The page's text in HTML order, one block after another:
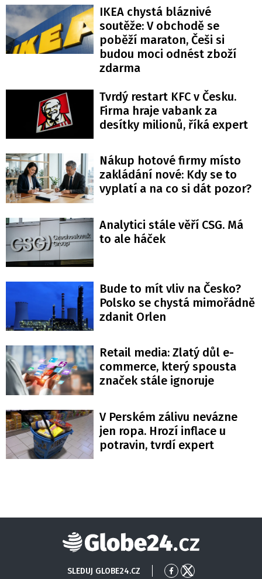
IKEA chystá bláznivé
soutěže: V obchodě se
poběží maraton, Češi si
budou moci odnést zboží
zdarma
Tvrdý restart KFC v Česku.
Firma hraje vabank za
desítky milionů, říká expert
Nákup hotové firmy místo
zakládání nové: Kdy se to
vyplatí a na co si dát pozor?
Analytici stále věří CSG. Má
to ale háček
Bude to mít vliv na Česko?
Polsko se chystá mimořádně
zdanit Orlen
Retail media: Zlatý důl e-
commerce, který spousta
značek stále ignoruje
V Perském zálivu nevázne
jen ropa. Hrozí inflace u
potravin, tvrdí expert
Globe24
SLEDUJ GLOBE24.CZ PřejítPřejít